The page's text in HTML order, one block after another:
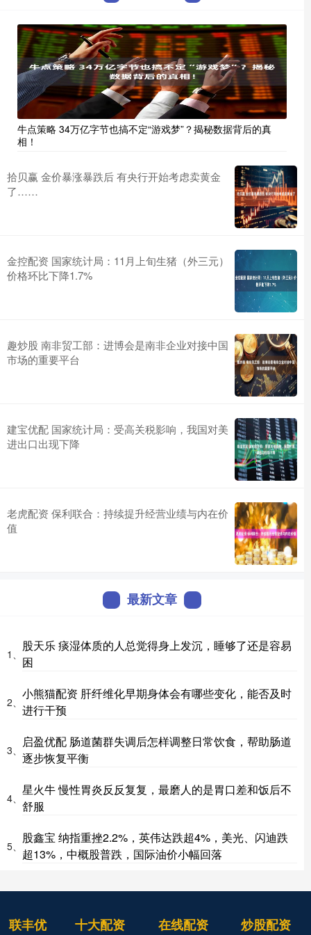
牛点策略 34万亿字节也搞不定“游戏梦”？揭秘数据背后的真
相！
拾贝赢 金价暴涨暴跌后 有央行开始考虑卖黄金
了……
金控配资 国家统计局：11月上旬生猪（外三元）
价格环比下降1.7%
趣炒股 南非贸工部：进博会是南非企业对接中国
市场的重要平台
建宝优配 国家统计局：受高关税影响，我国对美
进出口出现下降
老虎配资 保利联合：持续提升经营业绩与内在价
值
最新文章
1、
股天乐 痰湿体质的人总觉得身上发沉，睡够了还是容易
困
2、
小熊猫配资 肝纤维化早期身体会有哪些变化，能否及时
进行干预
3、
启盈优配 肠道菌群失调后怎样调整日常饮食，帮助肠道
逐步恢复平衡
4、
星火牛 慢性胃炎反反复复，最磨人的是胃口差和饭后不
舒服
5、
股鑫宝 纳指重挫2.2%，英伟达跌超4%，美光、闪迪跌
超13%，中概股普跌，国际油价小幅回落
联丰优
十大配资
在线配资
炒股配资